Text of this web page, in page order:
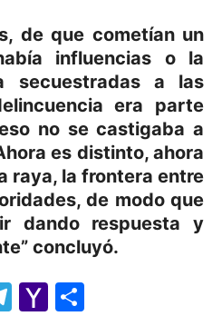
de que cometían un
influencias o la
secuestradas a las
era parte
no se castigaba a
es distinto, ahora
raya, la frontera entre
de modo que
dando respuesta y
concluyó.
Telegram
Yahoo